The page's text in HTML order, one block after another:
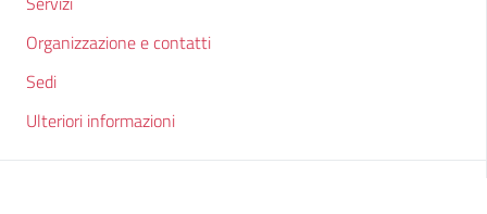
Organizzazione e contatti
Sedi
Ulteriori informazioni